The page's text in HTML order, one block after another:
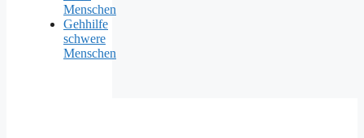
Menschen
Gehhilfe
schwere
Menschen